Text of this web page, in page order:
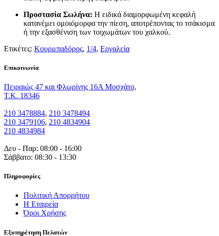
Προστασία Σωλήνα: Η ειδικά διαμορφωμένη κεφαλή
κατανέμει ομοιόμορφα την πίεση, αποτρέποντας το τσάκισμα
ή την εξασθένιση των τοιχωμάτων του χαλκού.
Ετικέτες: Κουρμπαδόρος, 1/4, Εργαλεία
Eπικοινωνία
Πειραιώς 47 και Φλωρίνης 16Α Μοσχάτο,
T.K. 18346
210 3478884, 210 3478494
210 3479106, 210 4834904
210 4834984
Δευ - Παρ: 08:00 - 16:00
Σάββατο: 08:30 - 13:30
Πληροφορίες
Πολιτική Απορρήτου
Η Εταιρεία
Όροι Χρήσης
Εξυπηρέτηση Πελατών